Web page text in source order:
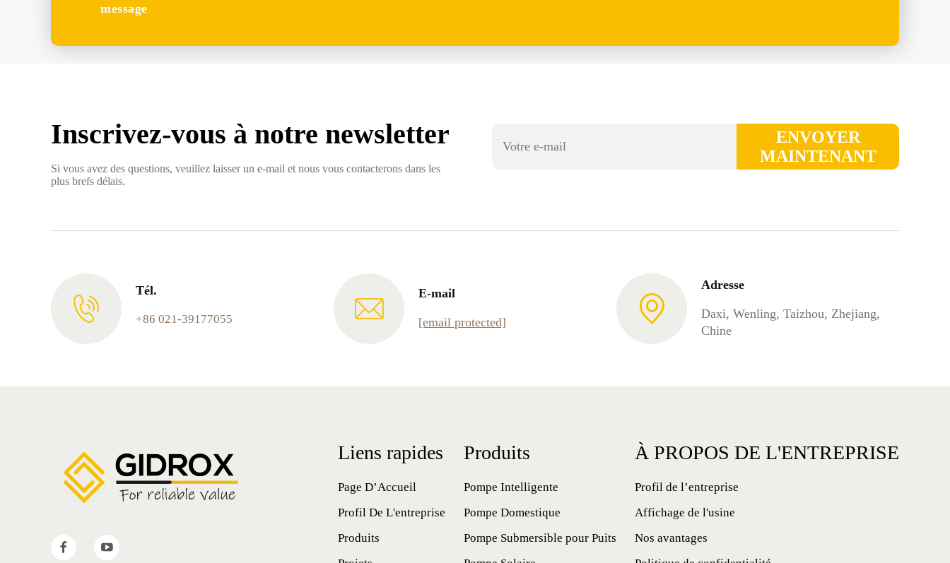
message
Inscrivez-vous à notre newsletter
Si vous avez des questions, veuillez laisser un e-mail et nous vous contacterons dans les
plus brefs délais.
ENVOYER
MAINTENANT
Tél.
+86 021-39177055
E-mail
[email protected]
Adresse
Daxi, Wenling, Taizhou, Zhejiang,
Chine
Liens rapides
Page D’Accueil
Profil De L'entreprise
Produits
Produits
Pompe Intelligente
Pompe Domestique
Pompe Submersible pour Puits
À PROPOS DE L'ENTREPRISE
Profil de l’entreprise
Affichage de l'usine
Nos avantages